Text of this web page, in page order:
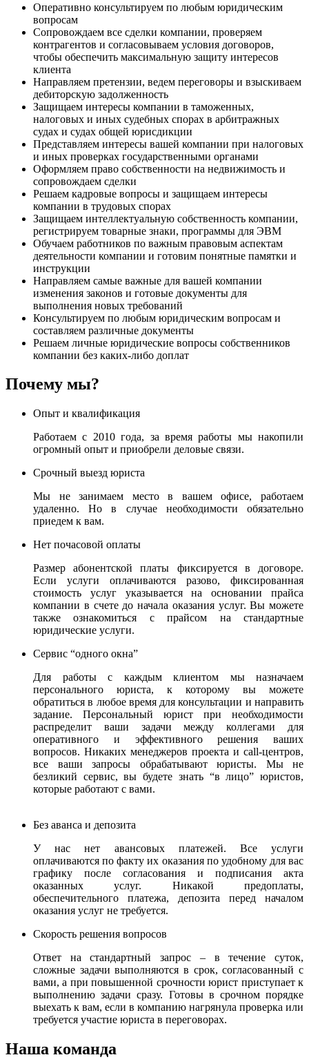
Оперативно консультируем по любым юридическим
вопросам
Сопровождаем все сделки компании, проверяем
контрагентов и согласовываем условия договоров,
чтобы обеспечить максимальную защиту интересов
клиента
Направляем претензии, ведем переговоры и взыскиваем
дебиторскую задолженность
Защищаем интересы компании в таможенных,
налоговых и иных судебных спорах в арбитражных
судах и судах общей юрисдикции
Представляем интересы вашей компании при налоговых
и иных проверках государственными органами
Оформляем право собственности на недвижимость и
сопровождаем сделки
Решаем кадровые вопросы и защищаем интересы
компании в трудовых спорах
Защищаем интеллектуальную собственность компании,
регистрируем товарные знаки, программы для ЭВМ
Обучаем работников по важным правовым аспектам
деятельности компании и готовим понятные памятки и
инструкции
Направляем самые важные для вашей компании
изменения законов и готовые документы для
выполнения новых требований
Консультируем по любым юридическим вопросам и
составляем различные документы
Решаем личные юридические вопросы собственников
компании без каких-либо доплат
Почему мы?
Опыт и квалификация
Работаем с 2010 года, за время работы мы накопили
огромный опыт и приобрели деловые связи.
Срочный выезд юриста
Мы не занимаем место в вашем офисе, работаем
удаленно. Но в случае необходимости обязательно
приедем к вам.
Нет почасовой оплаты
Размер абонентской платы фиксируется в договоре.
Если услуги оплачиваются разово, фиксированная
стоимость услуг указывается на основании прайса
компании в счете до начала оказания услуг. Вы можете
также ознакомиться с прайсом на стандартные
юридические услуги.
Сервис “одного окна”
Для работы с каждым клиентом мы назначаем
персонального юриста, к которому вы можете
обратиться в любое время для консультации и направить
задание. Персональный юрист при необходимости
распределит ваши задачи между коллегами для
оперативного и эффективного решения ваших
вопросов. Никаких менеджеров проекта и call-центров,
все ваши запросы обрабатывают юристы. Мы не
безликий сервис, вы будете знать “в лицо” юристов,
которые работают с вами.
Без аванса и депозита
У нас нет авансовых платежей. Все услуги
оплачиваются по факту их оказания по удобному для вас
графику после согласования и подписания акта
оказанных услуг. Никакой предоплаты,
обеспечительного платежа, депозита перед началом
оказания услуг не требуется.
Скорость решения вопросов
Ответ на стандартный запрос – в течение суток,
сложные задачи выполняются в срок, согласованный с
вами, а при повышенной срочности юрист приступает к
выполнению задачи сразу. Готовы в срочном порядке
выехать к вам, если в компанию нагрянула проверка или
требуется участие юриста в переговорах.
Наша команда